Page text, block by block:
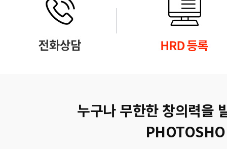
누구나 무한한 창의력을